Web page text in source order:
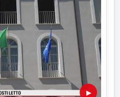
▶